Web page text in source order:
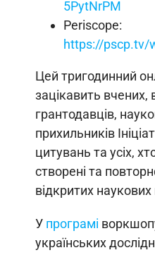
5PytNrPM
Periscope:
https://pscp.tv/
Цей тригодинний
зацікавить вчених,
грантодавців,
прихильників
цитувань та усіх,
створені та
відкритих
У програмі
українських